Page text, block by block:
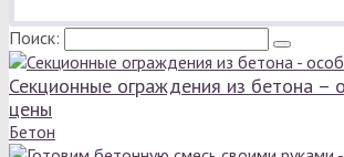
Поиск:
Секционные ограждения из бетона –
цены
Бетон